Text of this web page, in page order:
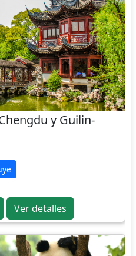
y Guilin-
Ver detalles